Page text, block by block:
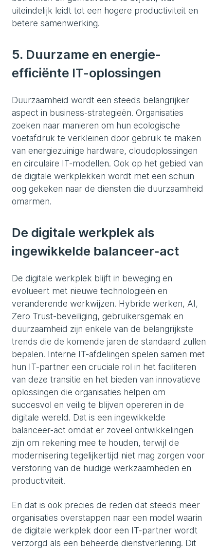
uiteindelijk leidt tot een hogere productiviteit en
betere samenwerking.
5. Duurzame en energie-
efficiënte IT-oplossingen
Duurzaamheid wordt een steeds belangrijker
aspect in business-strategieën. Organisaties
zoeken naar manieren om hun ecologische
voetafdruk te verkleinen door gebruik te maken
van energiezuinige hardware, cloudoplossingen
en circulaire IT-modellen. Ook op het gebied van
de digitale werkplekken wordt met een schuin
oog gekeken naar de diensten die duurzaamheid
omarmen.
De digitale werkplek als
ingewikkelde balanceer-act
De digitale werkplek blijft in beweging en
evolueert met nieuwe technologieën en
veranderende werkwijzen. Hybride werken, AI,
Zero Trust-beveiliging, gebruikersgemak en
duurzaamheid zijn enkele van de belangrijkste
trends die de komende jaren de standaard zullen
bepalen. Interne IT-afdelingen spelen samen met
hun IT-partner een cruciale rol in het faciliteren
van deze transitie en het bieden van innovatieve
oplossingen die organisaties helpen om
succesvol en veilig te blijven opereren in de
digitale wereld. Dat is een ingewikkelde
balanceer-act omdat er zoveel ontwikkelingen
zijn om rekening mee te houden, terwijl de
modernisering tegelijkertijd niet mag zorgen voor
verstoring van de huidige werkzaamheden en
productiviteit.
En dat is ook precies de reden dat steeds meer
organisaties overstappen naar een model waarin
de digitale werkplek door een IT-partner wordt
verzorgd als een beheerde dienstverlening. Dit